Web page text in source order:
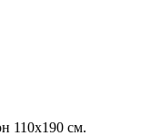
110х190 см.